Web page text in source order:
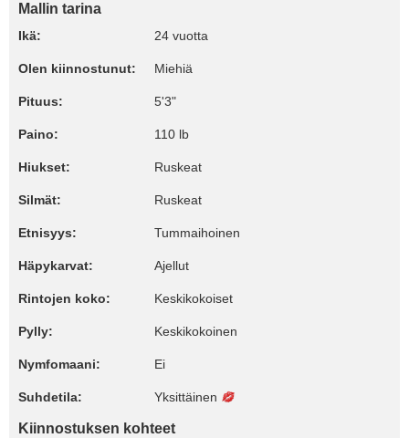
Mallin tarina
Ikä: 24 vuotta
Olen kiinnostunut: Miehiä
Pituus: 5'3"
Paino: 110 lb
Hiukset: Ruskeat
Silmät: Ruskeat
Etnisyys: Tummaihoinen
Häpykarvat: Ajellut
Rintojen koko: Keskikokoiset
Pylly: Keskikokoinen
Nymfomaani: Ei
Suhdetila: Yksittäinen
Kiinnostuksen kohteet